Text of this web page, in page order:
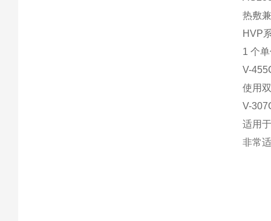
热敷
HVP
1 个
V-
使用
V-
适用
非常